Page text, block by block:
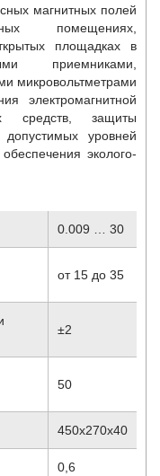
магнитных полей
помещениях,
площадках в
приемниками,
микровольтметрами
электромагнитной
средств, защиты
уровней
эколого-
0.009 … 30
от 15 до 35
±2
50
450x270x40
0,6